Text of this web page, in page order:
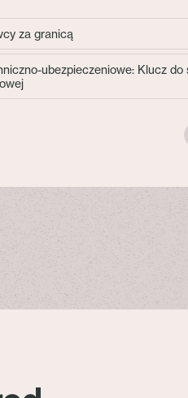
za granicą
ubezpieczeniowe: Klucz do